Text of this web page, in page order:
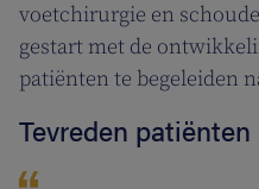
voetchirurgie en
gestart met de
patiënten te begeleiden
Tevreden patiënten